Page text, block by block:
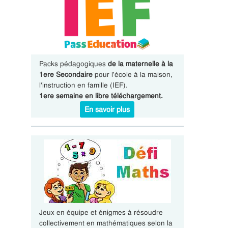
Packs pédagogiques de la maternelle à la
1ere Secondairepour l'école à la maison,
l'instruction en famille (IEF).
1ere semaine en libre téléchargement.
En savoir plus
Jeux en équipe et énigmes à résoudre
collectivement en mathématiques selon la